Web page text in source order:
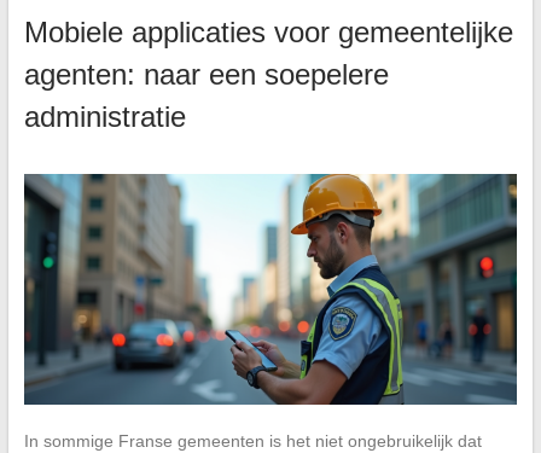
Mobiele applicaties voor gemeentelijke
agenten: naar een soepelere
administratie
In sommige Franse gemeenten is het niet ongebruikelijk dat